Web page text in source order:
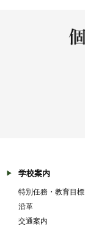
学校案内
特別任務・教育目標
沿革
交通案内